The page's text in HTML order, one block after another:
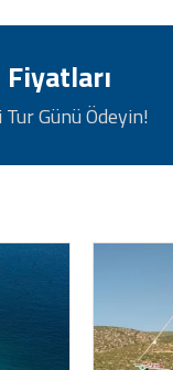
Günü Ödeyin!